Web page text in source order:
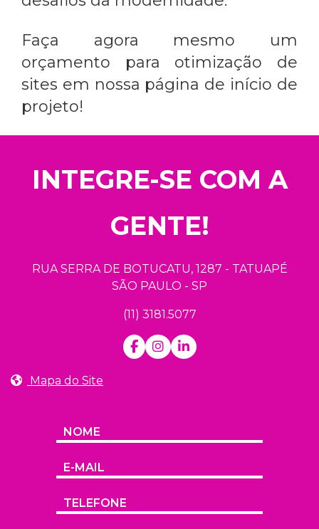
Faça agora mesmo um
orçamento para otimização de
sites em nossa página de início de
projeto!
INTEGRE-SE COM A
GENTE!
RUA SERRA DE BOTUCATU, 1287 - TATUAPÉ
SÃO PAULO - SP
(11) 3181.5077
Mapa do Site